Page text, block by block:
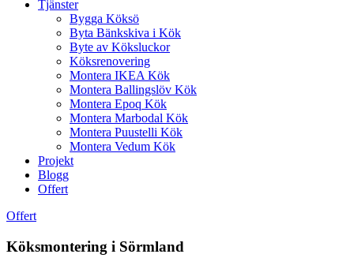
Tjänster
Bygga Köksö
Byta Bänkskiva i Kök
Byte av Köksluckor
Köksrenovering
Montera IKEA Kök
Montera Ballingslöv Kök
Montera Epoq Kök
Montera Marbodal Kök
Montera Puustelli Kök
Montera Vedum Kök
Projekt
Blogg
Offert
Offert
Köksmontering i Sörmland